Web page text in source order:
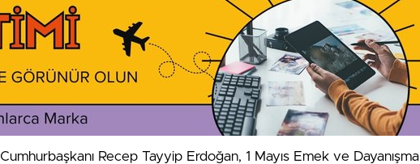
Cumhurbaşkanı Recep Tayyip Erdoğan, 1 Mayıs Emek ve Dayanışma